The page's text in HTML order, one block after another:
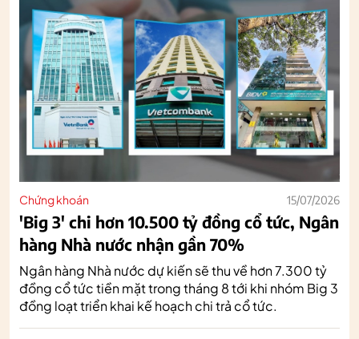
Chứng khoán 15/07/2026
'Big 3' chi hơn 10.500 tỷ đồng cổ tức, Ngân
hàng Nhà nước nhận gần 70%
Ngân hàng Nhà nước dự kiến sẽ thu về hơn 7.300 tỷ
đồng cổ tức tiền mặt trong tháng 8 tới khi nhóm Big 3
đồng loạt triển khai kế hoạch chi trả cổ tức.